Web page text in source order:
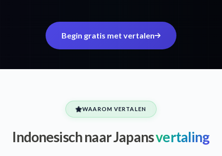
Begin gratis met vertalen
WAAROM VERTALEN
Indonesisch naar Japansvertaling